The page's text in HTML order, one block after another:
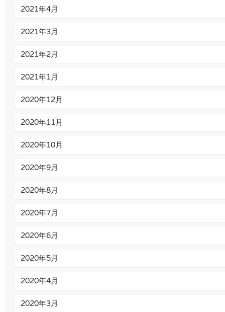
2021年4月
2021年3月
2021年2月
2021年1月
2020年12月
2020年11月
2020年10月
2020年9月
2020年8月
2020年7月
2020年6月
2020年5月
2020年4月
2020年3月